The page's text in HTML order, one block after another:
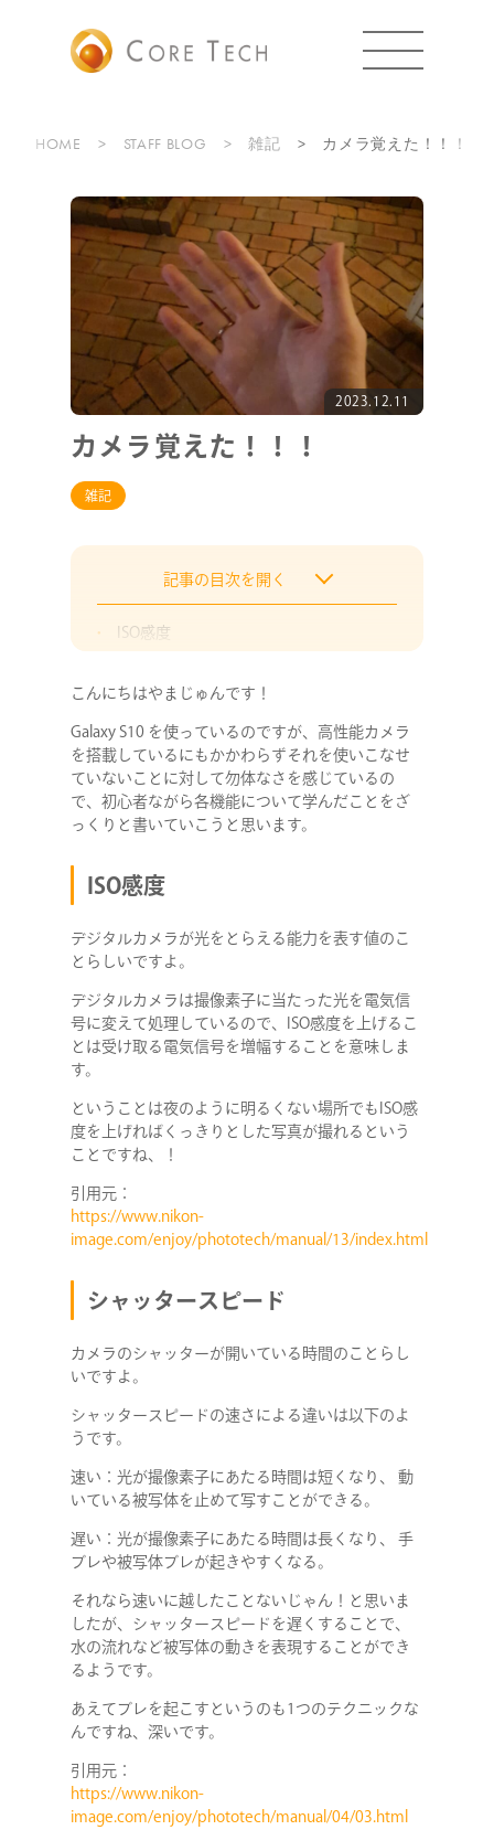
HOME STAFF BLOG 雑記 カメラ覚えた！！！
2023.12.11
カメラ覚えた！！！
雑記
記事の目次を開く
ISO感度
F値（絞り値）
EV値（露出値）
フォーカス
ホワイトバランス
いざ、実践！！！
こんにちはやまじゅんです！
Galaxy S10 を使っているのですが、高性能カメラ
を搭載しているにもかかわらずそれを使いこなせ
ていないことに対して勿体なさを感じているの
で、初心者ながら各機能について学んだことをざ
っくりと書いていこうと思います。
ISO感度
デジタルカメラが光をとらえる能力を表す値のこ
とらしいですよ。
デジタルカメラは撮像素子に当たった光を電気信
号に変えて処理しているので、ISO感度を上げるこ
とは受け取る電気信号を増幅することを意味しま
す。
ということは夜のように明るくない場所でもISO感
度を上げればくっきりとした写真が撮れるという
ことですね、！
引用元：
https://www.nikon-
image.com/enjoy/phototech/manual/13/index.html
シャッタースピード
カメラのシャッターが開いている時間のことらし
いですよ。
シャッタースピードの速さによる違いは以下のよ
うです。
速い：光が撮像素子にあたる時間は短くなり、 動
いている被写体を止めて写すことができる。
遅い：光が撮像素子にあたる時間は長くなり、 手
ブレや被写体ブレが起きやすくなる。
それなら速いに越したことないじゃん！と思いま
したが、シャッタースピードを遅くすることで、
水の流れなど被写体の動きを表現することができ
るようです。
あえてブレを起こすというのも1つのテクニックな
んですね、深いです。
引用元：
https://www.nikon-
image.com/enjoy/phototech/manual/04/03.html